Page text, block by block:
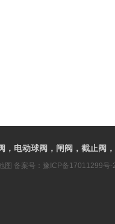
，电动球阀，闸阀，截止阀
图 备案号： 豫ICP备17011299号-